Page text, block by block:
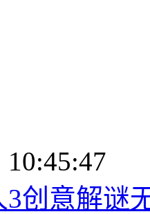
10:45:47
3创意解谜